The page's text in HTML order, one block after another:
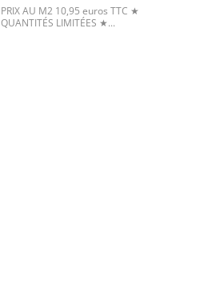
PRIX AU M2 10,95 euros TTC ★
QUANTITÉS LIMITÉES ★...